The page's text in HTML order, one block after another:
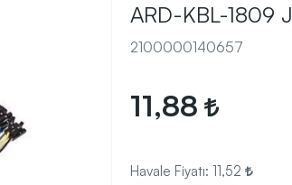
ARD-KBL-1809
2100000140657
11,88
Havale Fiyatı: 11,52